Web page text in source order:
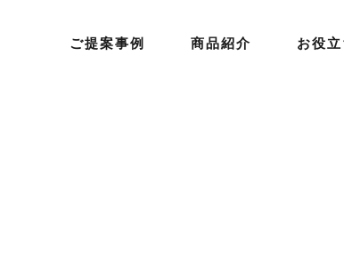
ご提案事例 商品紹介 お役